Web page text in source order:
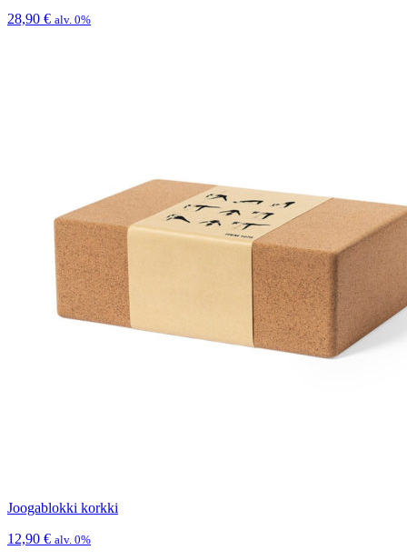
28,90 € alv. 0%
Joogablokki korkki
12,90 € alv. 0%